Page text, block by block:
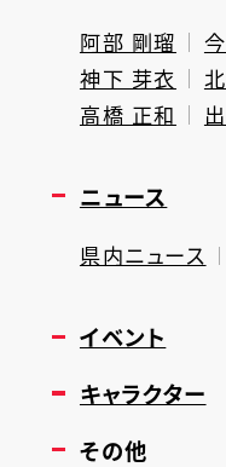
阿部 剛瑠
神下 芽衣
高橋 正和
ニュース
県内ニュース
イベント
キャラクター
その他